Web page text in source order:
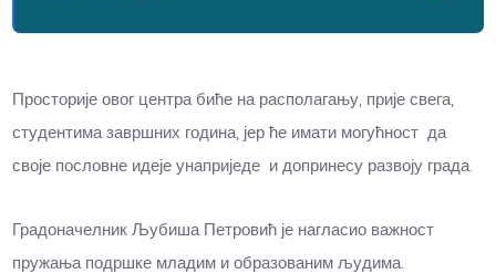
Просторије овог центра биће на располагању, прије свега,
студентима завршних година, јер ће имати могућност да
своје пословне идеје унаприједе и допринесу развоју града.
Градоначелник Љубиша Петровић је нагласио важност
пружања подршке младим и образованим људима.